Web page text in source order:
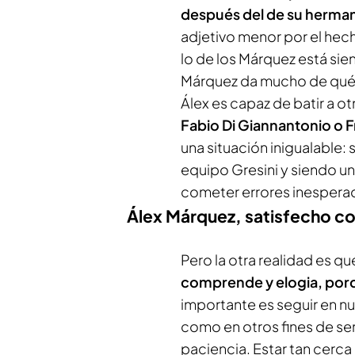
después del de su
adjetivo menor por el
lo de los Márquez está
Márquez da mucho de
Álex es capaz de batir a
Fabio Di Giannantonio o
una situación inigualable:
equipo Gresini y siendo
cometer errores
Álex Márquez, satisfecho
Pero la otra realidad es
comprende y elogia,
importante es seguir en
como en otros fines de
paciencia. Estar tan